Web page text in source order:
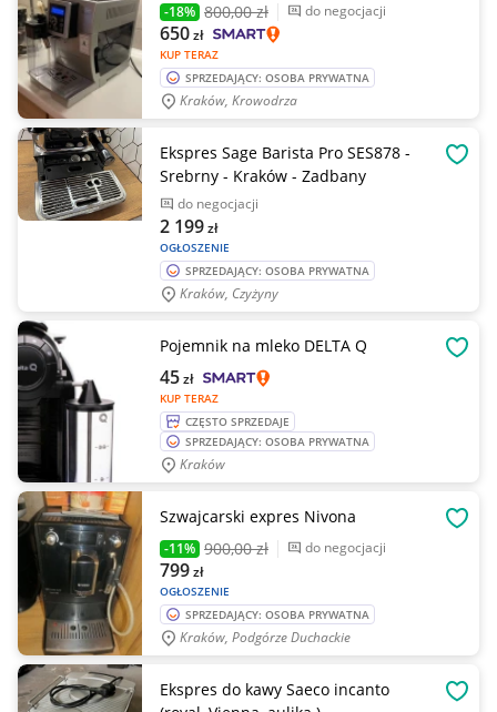
-18% 800,00 zł do negocjacji
KUP TERAZ
650zł
SPRZEDAJĄCY: OSOBA PRYWATNA
Kraków, Krowodrza
Ekspres Sage Barista Pro SES878 -
Srebrny - Kraków - Zadbany
do negocjacji
OGŁOSZENIE
2 199zł
SPRZEDAJĄCY: OSOBA PRYWATNA
Kraków, Czyżyny
Pojemnik na mleko DELTA Q
KUP TERAZ
45zł
CZĘSTO SPRZEDAJE
SPRZEDAJĄCY: OSOBA PRYWATNA
Kraków
Szwajcarski expres Nivona
-11% 900,00 zł do negocjacji
OGŁOSZENIE
799zł
SPRZEDAJĄCY: OSOBA PRYWATNA
Kraków, Podgórze Duchackie
Ekspres do kawy Saeco incanto